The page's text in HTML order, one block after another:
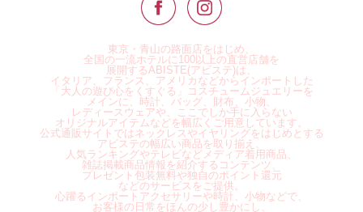
東京・青山の路面店をはじめ、
全国の一流ホテルに100以上の直営店舗を
展開するABISTE(アビステ)は、
イタリア、フランス、アメリカなどからインポートした
「大人の遊び心をくすぐる」コスチュームジュエリーを
メインに、時計、バッグ、財布、小物、
レディースウェアや、ここでしか手に入らない
オリジナルアイテムなどを幅広くご用意しています。
公式通販サイトではネックレスやイヤリングをはじめとする
アビステの幅広い商品を取り揃え、
人気ランキングやテレビなどメディア着用商品、
雑誌掲載商品情報を紹介するコンテンツ、
プレゼント包装無料や独自のポイント還元
などのサービスをご提供。
心躍るインポートアクセサリーや時計、小物などで、
お客様の日常をほんの少し豊かにし、